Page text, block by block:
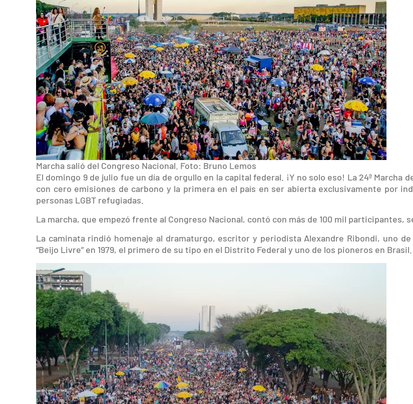
Marcha salió del Congreso Nacional. Foto: Bruno Lemos
El domingo 9 de julio fue un día de orgullo en la capital federal. ¡Y no solo eso! La 24ª Marcha
con cero emisiones de carbono y la primera en el país en ser abierta exclusivamente por
personas LGBT refugiadas.
La marcha, que empezó frente al Congreso Nacional, contó con más de 100 mil participantes,
La caminata rindió homenaje al dramaturgo, escritor y periodista Alexandre Ribondi, uno
“Beijo Livre” en 1979, el primero de su tipo en el Distrito Federal y uno de los pioneros en